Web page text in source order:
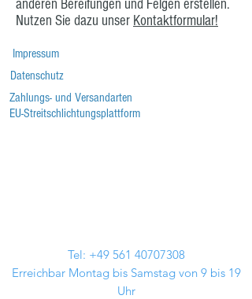
anderen Bereifungen und Felgen erstellen.
Nutzen Sie dazu unser Kontaktformular!
Impressum
Datenschutz
Zahlungs- und Versandarten
EU-Streitschlichtungsplattform
Tel: +49 561 40707308
Erreichbar Montag bis Samstag von 9 bis 19
Uhr